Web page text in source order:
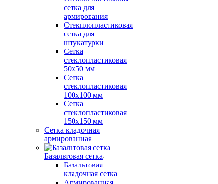
сетка для
армирования
Стекплопластиковая
сетка для
штукатурки
Сетка
стеклопластиковая
50x50 мм
Сетка
стеклопластиковая
100x100 мм
Сетка
стеклопластиковая
150x150 мм
Сетка кладочная
армированная
Базальтовая сетка
Базальтовая
кладочная сетка
Армированная